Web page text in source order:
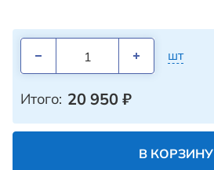
шт
Итого: 20 950 ₽
В КОРЗИНУ